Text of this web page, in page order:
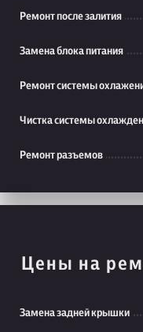
Ремонт после залития
Замена блока питания
Ремонт системы
Чистка системы
Ремонт разъемов
Цены на
Замена задней крышки